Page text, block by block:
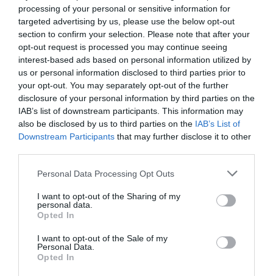
processing of your personal or sensitive information for
targeted advertising by us, please use the below opt-out
section to confirm your selection. Please note that after your
opt-out request is processed you may continue seeing
interest-based ads based on personal information utilized by
us or personal information disclosed to third parties prior to
your opt-out. You may separately opt-out of the further
disclosure of your personal information by third parties on the
IAB’s list of downstream participants. This information may
also be disclosed by us to third parties on the IAB’s List of
Downstream Participants that may further disclose it to other
Personal Data Processing Opt Outs
I want to opt-out of the Sharing of my
personal data.
Opted In
I want to opt-out of the Sale of my
Personal Data.
Opted In
Eισιτήρια:
Γενική είσοδος: 10 €
ΑμεΑ, ανέργων, φοιτητικά, άνω των 65: 6 €
Ομαδικά άνω από 25 άτομα: 6 €
Προπώληση:
www.viva.gr
Πληροφορίες / Κρατήσεις:
Τηλ.: 210 3464380 | www.syntexniageliou.gr
Ακολουθήστε το Culturenow.gr στο Google News
μάθετε πρώτοι όλες τις ειδήσεις
Δείτε όλα τατελευταία νέα
Πολιτισμό στοCulturenow.gr
Νέοι Διαγωνισμοί